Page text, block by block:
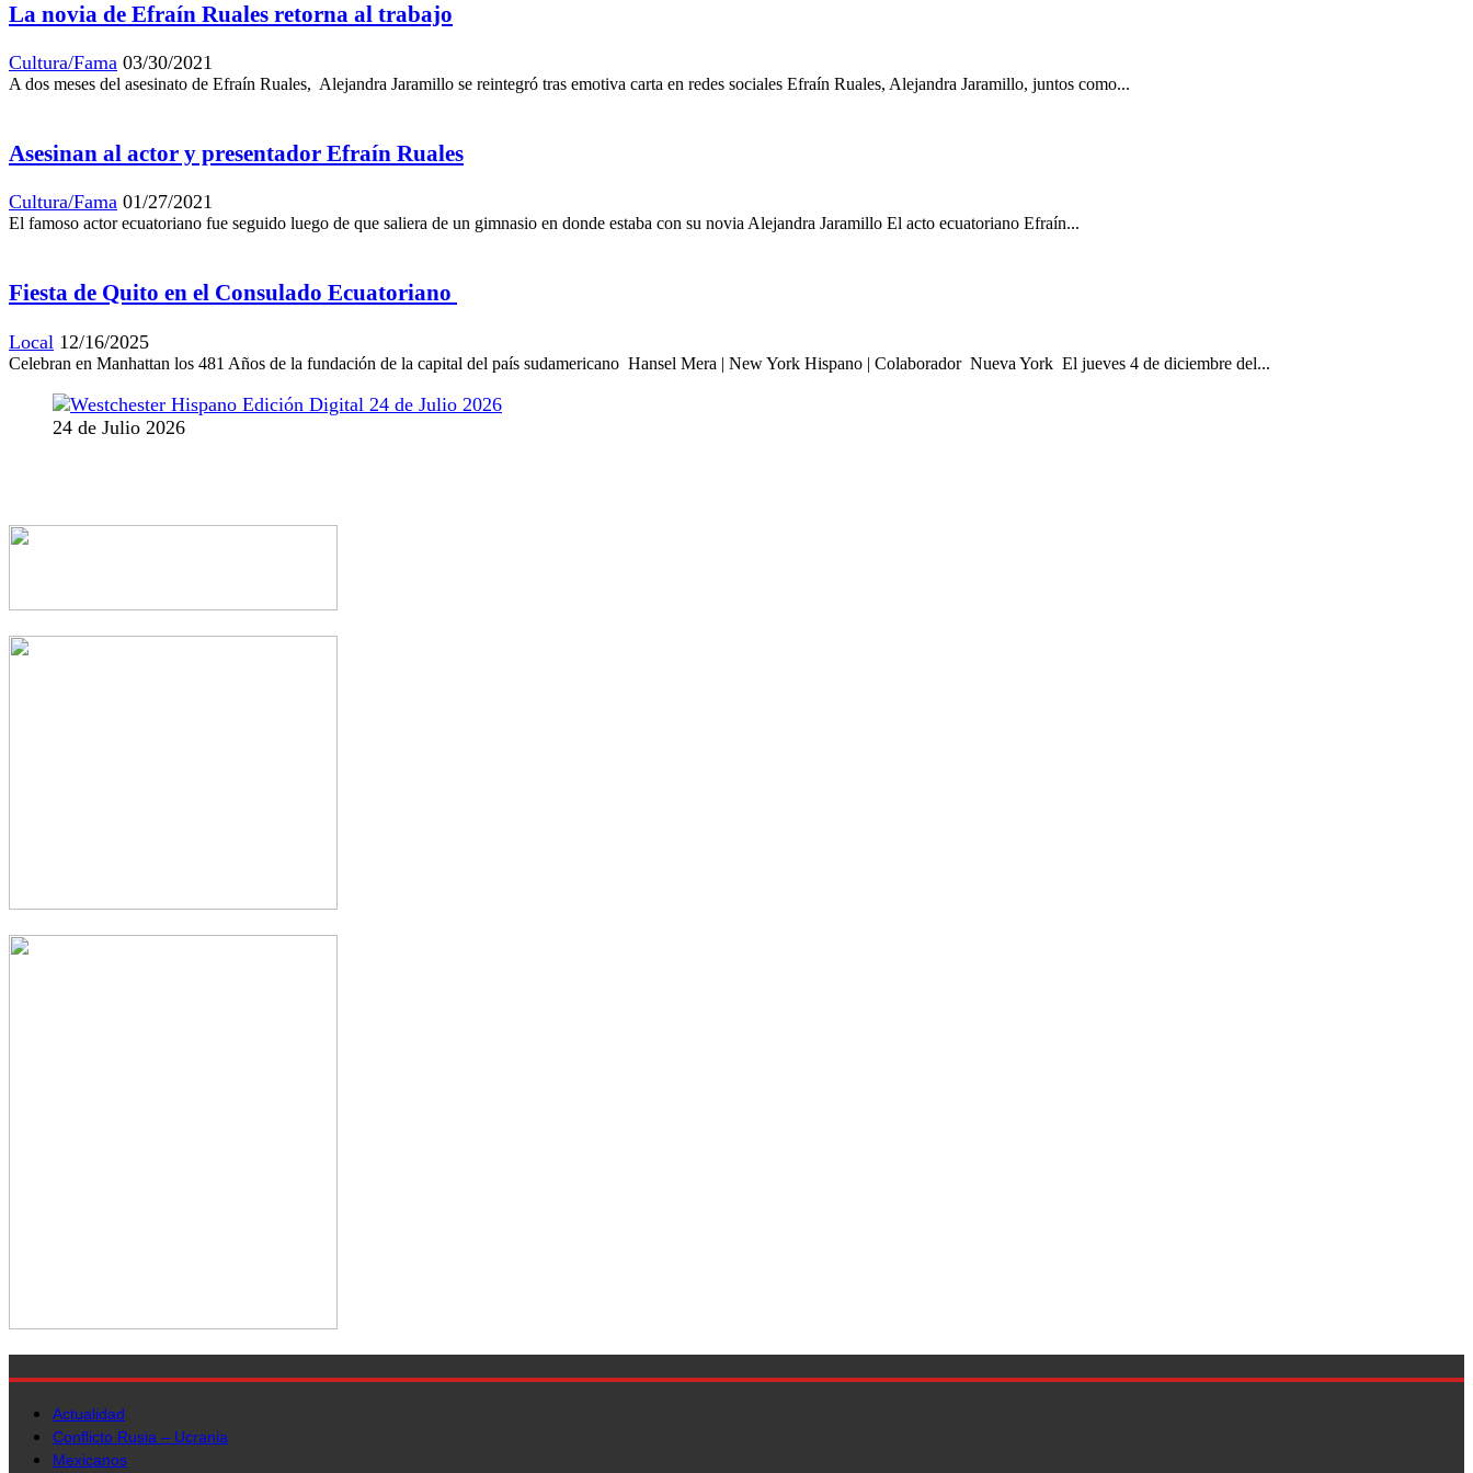
La novia de Efraín Ruales retorna al trabajo
Cultura/Fama 03/30/2021
A dos meses del asesinato de Efraín Ruales, Alejandra Jaramillo se reintegró tras emotiva carta en redes sociales Efraín Ruales, Alejandra Jaramillo, juntos como...
Asesinan al actor y presentador Efraín Ruales
Cultura/Fama 01/27/2021
El famoso actor ecuatoriano fue seguido luego de que saliera de un gimnasio en donde estaba con su novia Alejandra Jaramillo El acto ecuatoriano Efraín...
Fiesta de Quito en el Consulado Ecuatoriano
Local 12/16/2025
Celebran en Manhattan los 481 Años de la fundación de la capital del país sudamericano Hansel Mera | New York Hispano | Colaborador Nueva York El jueves 4 de diciembre del...
24 de Julio 2026
Actualidad
Conflicto Rusia – Ucrania
Mexicanos